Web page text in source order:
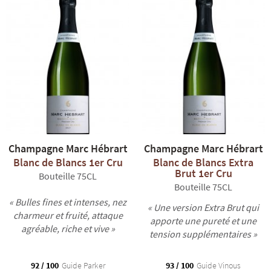
Champagne Marc Hébrart
Blanc de Blancs 1er Cru
Bouteille 75CL
« Bulles fines et intenses, nez
charmeur et fruité, attaque
agréable, riche et vive »
92 / 100 Guide Parker
Champagne Marc Hébrart
Blanc de Blancs Extra
Brut 1er Cru
Bouteille 75CL
« Une version Extra Brut qui
apporte une pureté et une
tension supplémentaires »
93 / 100 Guide Vinous